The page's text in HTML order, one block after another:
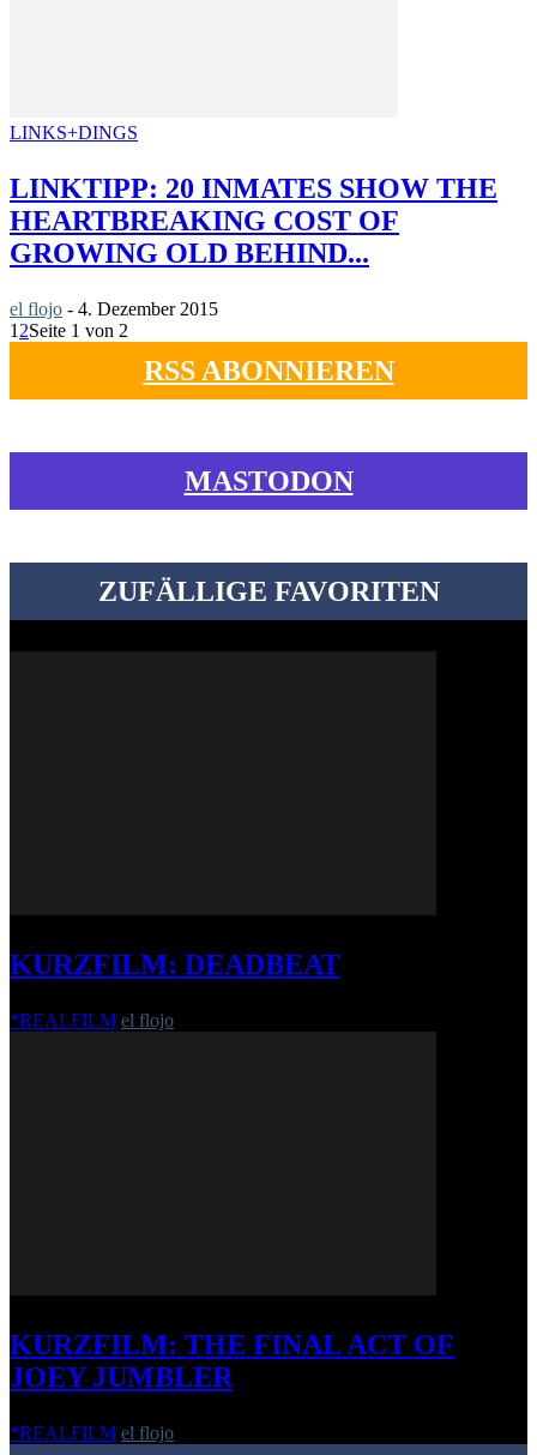
LINKS+DINGS
LINKTIPP: 20 INMATES SHOW THE
HEARTBREAKING COST OF
GROWING OLD BEHIND...
el flojo - 4. Dezember 2015
1 2Seite 1 von 2
RSS ABONNIEREN
MASTODON
ZUFÄLLIGE FAVORITEN
KURZFILM: DEADBEAT
*REALFILM el flojo
KURZFILM: THE FINAL ACT OF
JOEY JUMBLER
*REALFILM el flojo